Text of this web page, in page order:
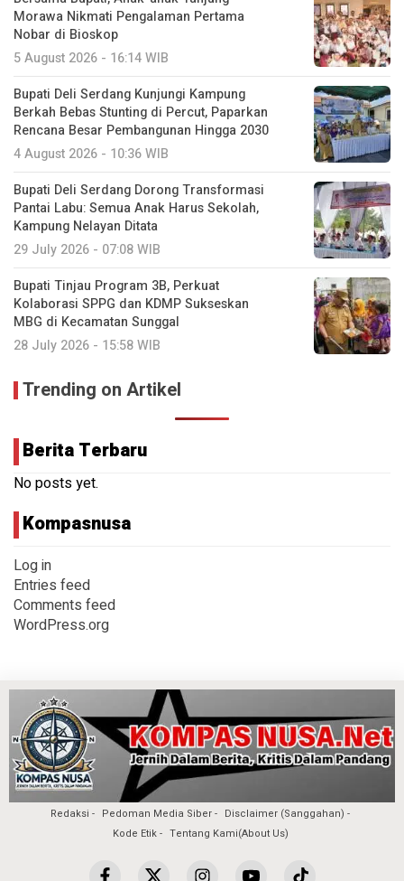
Morawa Nikmati Pengalaman Pertama
Nobar di Bioskop
5 August 2026 - 16:14 WIB
Bupati Deli Serdang Kunjungi Kampung
Berkah Bebas Stunting di Percut, Paparkan
Rencana Besar Pembangunan Hingga 2030
4 August 2026 - 10:36 WIB
Bupati Deli Serdang Dorong Transformasi
Pantai Labu: Semua Anak Harus Sekolah,
Kampung Nelayan Ditata
29 July 2026 - 07:08 WIB
Bupati Tinjau Program 3B, Perkuat
Kolaborasi SPPG dan KDMP Sukseskan
MBG di Kecamatan Sunggal
28 July 2026 - 15:58 WIB
Trending on Artikel
Berita Terbaru
No posts yet.
Kompasnusa
Log in
Entries feed
Comments feed
WordPress.org
Redaksi Pedoman Media Siber
Disclaimer (Sanggahan)
Kode Etik
Tentang Kami(About Us)